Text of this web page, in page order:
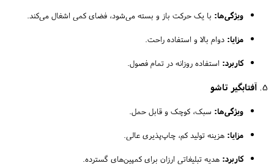
ویژگی‌ها: با یک حرکت باز و بسته می‌شود، فضای کمی اشغال می‌کند.
مزایا: دوام بالا و استفاده راحت.
کاربرد: استفاده روزانه در تمام فصول.
۵. آفتابگیر تاشو
ویژگی‌ها: سبک، کوچک و قابل حمل.
مزایا: هزینه تولید کم، چاپ‌پذیری عالی.
کاربرد: هدیه تبلیغاتی ارزان برای کمپین‌های گسترده.